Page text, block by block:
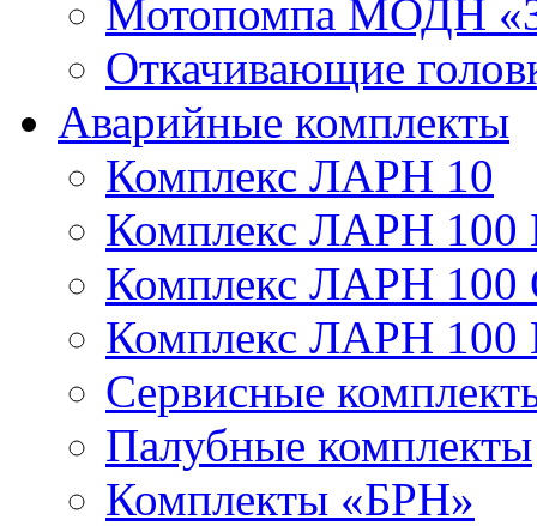
Мотопомпа МОДН
Откачивающие
Аварийные комплекты
Комплекс ЛАРН 10
Комплекс ЛАРН 100
Комплекс ЛАРН 100
Комплекс ЛАРН 100
Сервисные
Палубные комплекты
Комплекты «БРН»